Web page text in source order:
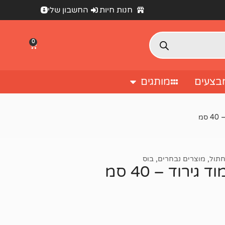
חנות חיות החשבון שלי
0
מותגים
, מוצרים נבחרים, בוס